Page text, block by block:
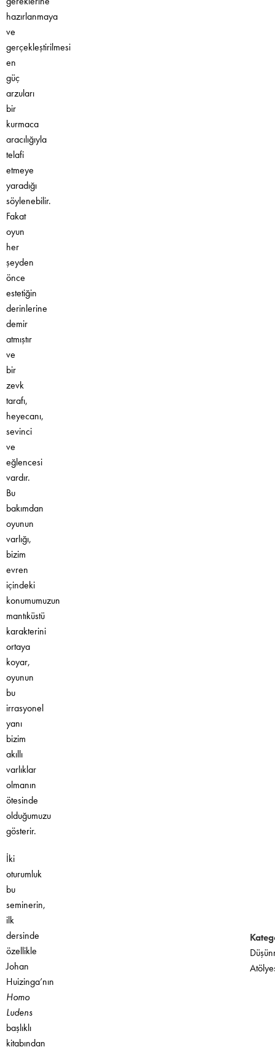
hazırlanmaya
ve
gerçekleştirilmesi
en
güç
arzuları
bir
kurmaca
aracılığıyla
telafi
etmeye
yaradığı
söylenebilir.
Fakat
oyun
her
şeyden
önce
estetiğin
derinlerine
demir
atmıştır
ve
bir
zevk
tarafı,
heyecanı,
sevinci
ve
eğlencesi
vardır.
Bu
bakımdan
oyunun
varlığı,
bizim
evren
içindeki
konumumuzun
mantıküstü
karakterini
ortaya
koyar,
oyunun
bu
irrasyonel
yanı
bizim
akıllı
varlıklar
olmanın
ötesinde
olduğumuzu
gösterir.
İki
oturumluk
bu
seminerin,
ilk
dersinde
özellikle
Johan
Huizinga’nın
Homo
Ludens
başlıklı
kitabından